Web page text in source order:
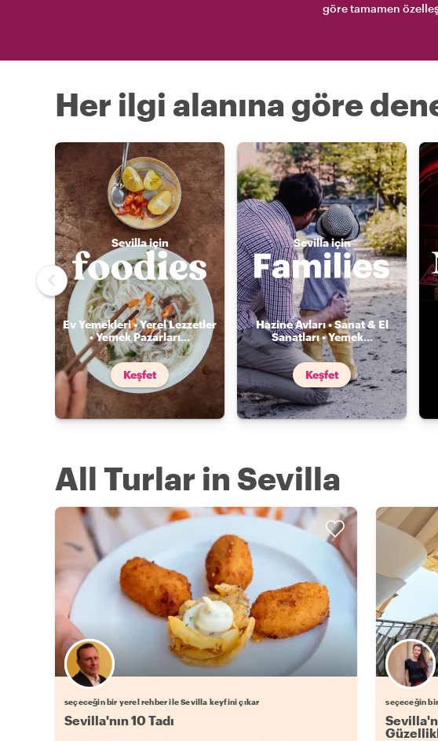
göre tamamen
Her ilgi alanına göre
Sevilla için
Ev Yemekleri • Yerel Lezzetler
• Yemek Pazarları...
Keşfet
Sevilla için
Hazine Avları • Sanat & El
Sanatları • Yemek...
Keşfet
All Turlar in Sevilla
seçeceğin bir yerel rehber ile Sevilla keyfini çıkar
Sevilla'nın 10 Tadı
seçeceğin